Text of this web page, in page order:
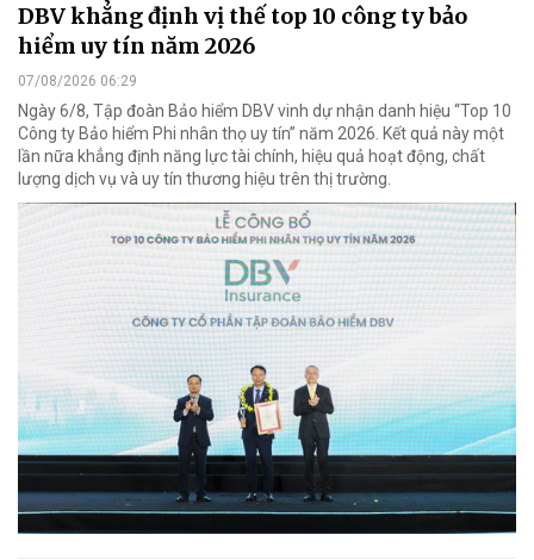
DBV khẳng định vị thế top 10 công ty bảo
hiểm uy tín năm 2026
07/08/2026 06:29
Ngày 6/8, Tập đoàn Bảo hiểm DBV vinh dự nhận danh hiệu “Top 10
Công ty Bảo hiểm Phi nhân thọ uy tín” năm 2026. Kết quả này một
lần nữa khẳng định năng lực tài chính, hiệu quả hoạt động, chất
lượng dịch vụ và uy tín thương hiệu trên thị trường.